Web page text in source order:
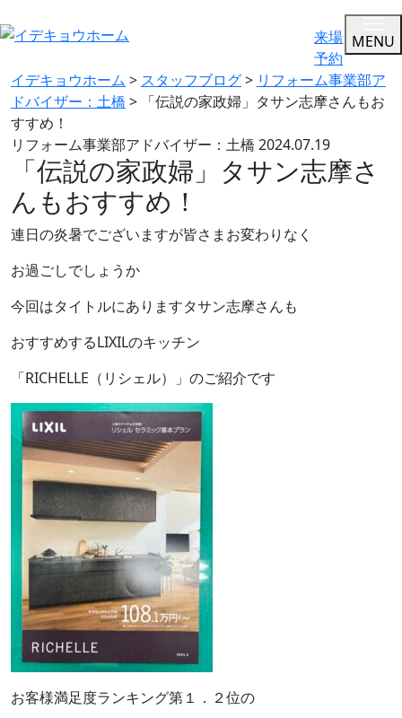
来場
予約
MENU
イデキョウホーム > スタッフブログ> リフォーム事業部ア
ドバイザー：土橋 > 「伝説の家政婦」タサン志摩さんもお
すすめ！
リフォーム事業部アドバイザー：土橋 2024.07.19
「伝説の家政婦」タサン志摩さ
んもおすすめ！
連日の炎暑でございますが皆さまお変わりなく
お過ごしでしょうか
今回はタイトルにありますタサン志摩さんも
おすすめするLIXILのキッチン
「RICHELLE（リシェル）」のご紹介です
お客様満足度ランキング第１．２位の